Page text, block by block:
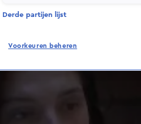
Derde partijen lijst
Voorkeuren beheren